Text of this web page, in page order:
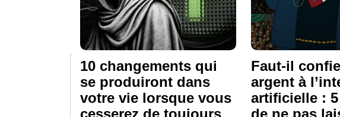
10 changements qui
se produiront dans
votre vie lorsque vous
cesserez de toujours
Faut-il
argent à
artificielle :
de ne pas